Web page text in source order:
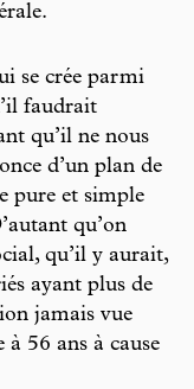
se crée parmi
faudrait
qu’il ne nous
d’un plan de
pure et simple
qu’on
qu’il y aurait,
ayant plus de
jamais vue
56 ans à cause